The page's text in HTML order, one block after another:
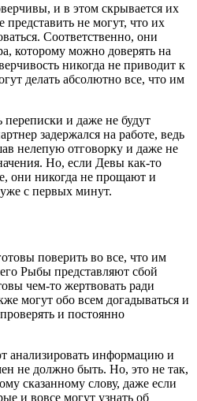
и в этом скрывается их
не могут, что их
Соответственно, они
которому можно доверять на
никогда не приводит к
делать абсолютно все, что им
переписки и даже не будут
задержался на работе, ведь
нелепую отговорку и даже не
Но, если Девы как-то
они никогда не прощают и
уже с первых минут.
поверить во все, что им
Рыбы представляют сбой
чем-то жертвовать ради
могут обо всем догадываться и
и постоянно
анализировать информацию и
не должно быть. Но, это не так,
сказанному слову, даже если
и вовсе могут узнать об